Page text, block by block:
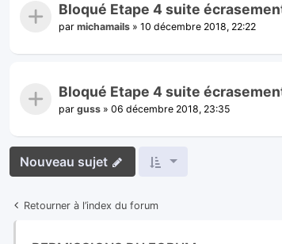
Bloqué Etape 4 suite
par michamails » 10 décembre 2018, 22:22
Bloqué Etape 4 suite
par guss » 06 décembre 2018, 23:35
Nouveau sujet
Retourner à l’index du forum